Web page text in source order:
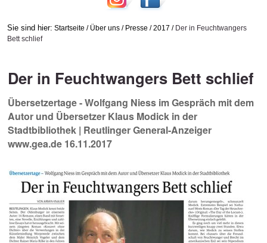
Sie sind hier: Startseite / Über uns / Presse /2017 / Der in Feuchtwangers
Bett schlief
Der in Feuchtwangers Bett schlief
Übersetzertage - Wolfgang Niess im Gespräch mit dem
Autor und Übersetzer Klaus Modick in der
Stadtbibliothek | Reutlinger General-Anzeiger
www.gea.de 16.11.2017